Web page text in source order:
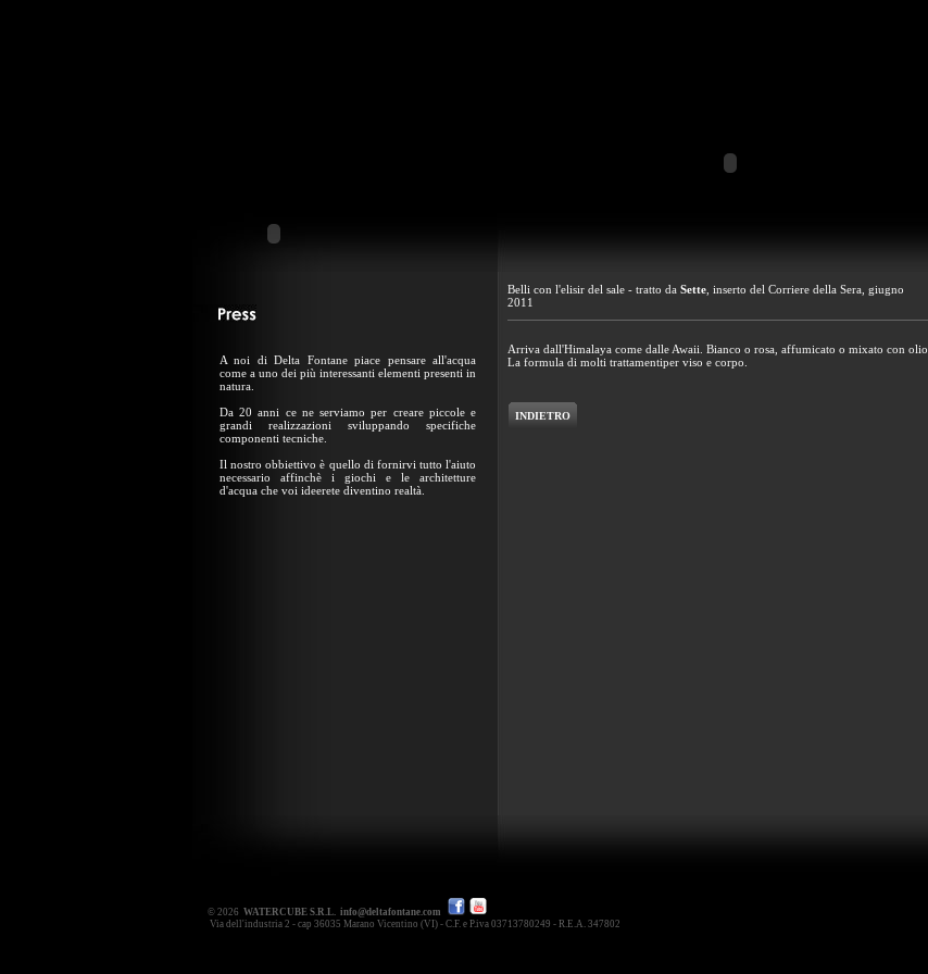
A noi di Delta Fontane piace pensare all'acqua
come a uno dei più interessanti elementi presenti in
natura.
Da 20 anni ce ne serviamo per creare piccole e
grandi realizzazioni sviluppando specifiche
componenti tecniche.
Il nostro obbiettivo è quello di fornirvi tutto l'aiuto
necessario affinchè i giochi e le architetture
d'acqua che voi ideerete diventino realtà.
Belli con l'elisir del sale - tratto da Sette , inserto del Corriere della Sera, giugno
2011
Arriva dall'Himalaya come dalle Awaii. Bianco o rosa, affumicato o mixato con olio.
La formula di molti trattamentiper viso e corpo.
INDIETRO
© 2026 WATERCUBE S.R.L. info@deltafontane.com
Via dell'industria 2 - cap 36035 Marano Vicentino (VI) - C.F. e P.iva 03713780249 - R.E.A. 347802